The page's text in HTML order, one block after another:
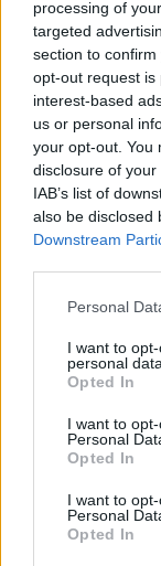
processing of
targeted
section to
opt-out request is
interest-based
us or personal
your opt-out. You
disclosure of
IAB’s list of
also be disclosed
Downstream
Personal
I want to
personal data.
Opted In
I want to
Personal
Opted In
I want to
Personal
Opted In
ΣΠΙΤΙ
Γρήγορη